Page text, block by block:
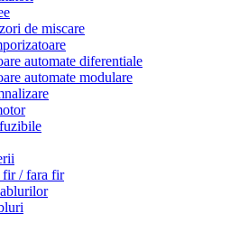
de miscare
automate diferentiale
automate modulare
fir / fara fir